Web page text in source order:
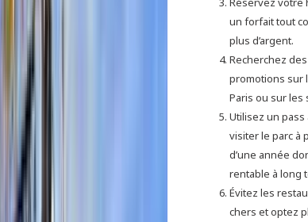
un forfait tout
plus d’argent.
Recherchez
promotions sur
Paris ou sur les
Utilisez un
visiter le parc à
d’une année
rentable à long
Évitez les
chers et optez